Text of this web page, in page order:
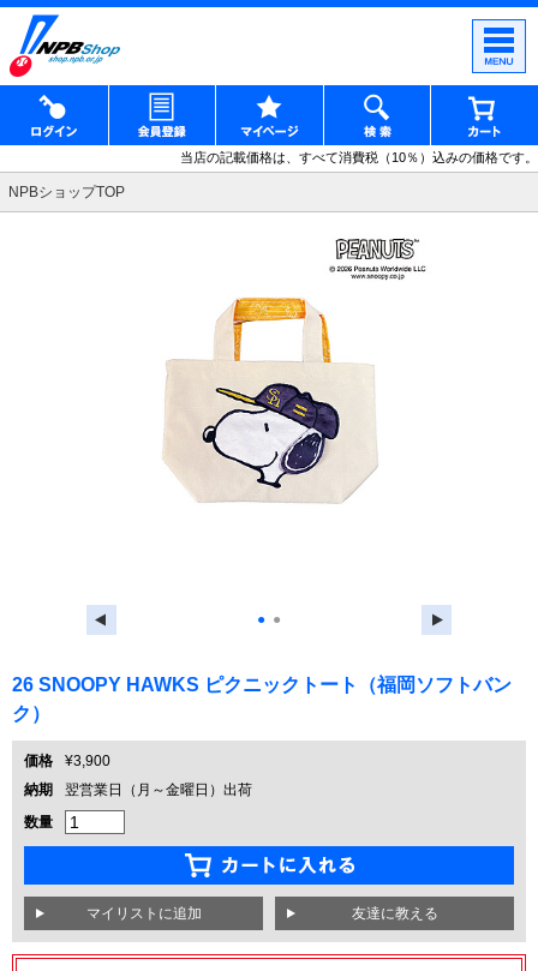
当店の記載価格は、すべて消費税（10％）込みの価格です。
NPBショップTOP
● ●
26 SNOOPY HAWKS ピクニックトート（福岡ソフトバン
ク）
価格
¥3,900
納期
翌営業日（月～金曜日）出荷
数量
友達に教える